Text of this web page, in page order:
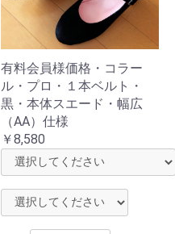
有料会員様価格・コラー
ル・プロ・１本ベルト・
黒・本体スエード・幅広
（AA）仕様
￥8,580